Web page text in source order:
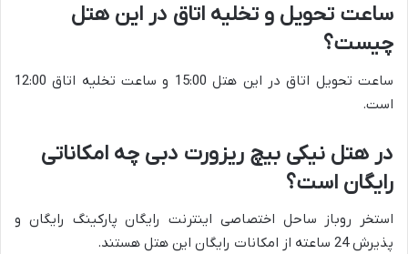
ساعت تحویل و تخلیه اتاق در این هتل
چیست؟
ساعت تحویل اتاق در این هتل 15:00 و ساعت تخلیه اتاق 12:00
است.
در هتل نیکی بیچ ریزورت دبی چه امکاناتی
رایگان است؟
استخر روباز ساحل اختصاصی اینترنت رایگان پارکینگ رایگان و
پذیرش 24 ساعته از امکانات رایگان این هتل هستند.